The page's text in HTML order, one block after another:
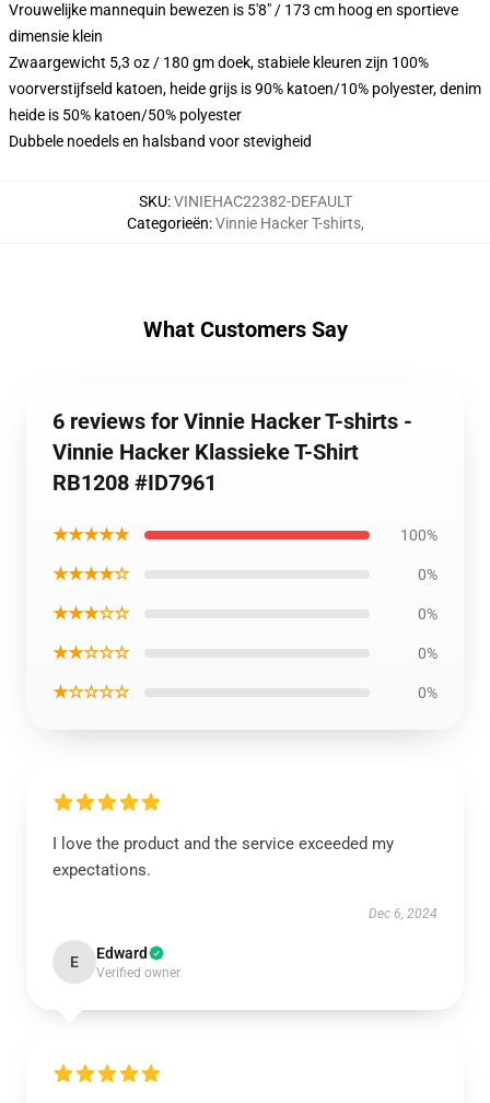
Vrouwelijke mannequin bewezen is 5'8" / 173 cm hoog en sportieve
dimensie klein
Zwaargewicht 5,3 oz / 180 gm doek, stabiele kleuren zijn 100%
voorverstijfseld katoen, heide grijs is 90% katoen/10% polyester, denim
heide is 50% katoen/50% polyester
Dubbele noedels en halsband voor stevigheid
SKU:VINIEHAC22382-DEFAULT
Categorieën:Vinnie Hacker T-shirts,
What Customers Say
6 reviews for Vinnie Hacker T-shirts -
Vinnie Hacker Klassieke T-Shirt
RB1208 #ID7961
★★★★★ 100%
★★★★☆ 0%
★★★☆☆ 0%
★★☆☆☆ 0%
★☆☆☆☆ 0%
I love the product and the service exceeded my
expectations.
Dec 6, 2024
E Edward
Verified owner